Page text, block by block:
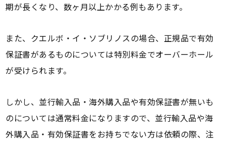
期が長くなり、数ヶ月以上かかる例もあります。
また、クエルボ・イ・ソブリノスの場合、正規品で有効
保証書があるものについては特別料金でオーバーホール
が受けられます。
しかし、並行輸入品・海外購入品や有効保証書が無いも
のについては通常料金になりますので、並行輸入品や海
外購入品・有効保証書をお持ちでない方は依頼の際、注